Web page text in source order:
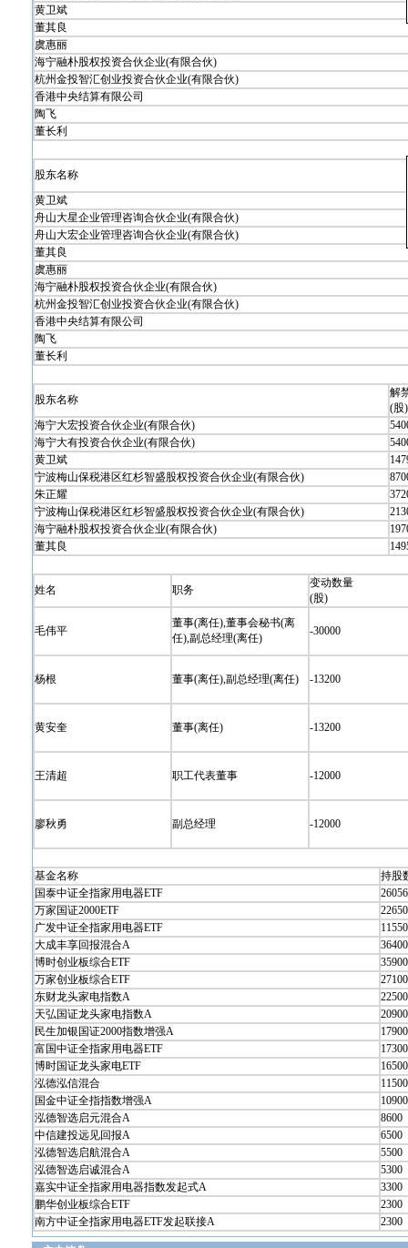
黄卫斌
董其良
虞惠丽
海宁融朴股权投资合伙企业(有限合伙)
杭州金投智汇创业投资合伙企业(有限合伙)
香港中央结算有限公司
陶飞
董长利
股东名称
黄卫斌
舟山大星企业管理咨询合伙企业(有限合伙)
舟山大宏企业管理咨询合伙企业(有限合伙)
董其良
虞惠丽
海宁融朴股权投资合伙企业(有限合伙)
杭州金投智汇创业投资合伙企业(有限合伙)
香港中央结算有限公司
陶飞
董长利
股东名称
解
(股)
海宁大宏投资合伙企业(有限合伙)
海宁大有投资合伙企业(有限合伙)
黄卫斌
宁波梅山保税港区红杉智盛股权投资合伙企业(有限合伙)
朱正耀
宁波梅山保税港区红杉智盛股权投资合伙企业(有限合伙)
海宁融朴股权投资合伙企业(有限合伙)
董其良
姓名 职务
变动数量
(股)
毛伟平
董事(离任),董事会秘书(离
任),副总经理(离任)
-30000
杨根 董事(离任),副总经理(离任) -13200
黄安奎 董事(离任) -13200
王清超 职工代表董事 -12000
廖秋勇 副总经理 -12000
基金名称
持股
国泰中证全指家用电器ETF
万家国证2000ETF
广发中证全指家用电器ETF
大成丰享回报混合A
36400
博时创业板综合ETF
35900
万家创业板综合ETF
27100
东财龙头家电指数A
22500
天弘国证龙头家电指数A
20900
民生加银国证2000指数增强A
17900
富国中证全指家用电器ETF
17300
博时国证龙头家电ETF
16500
泓德泓信混合
11500
国金中证全指指数增强A
10900
泓德智选启元混合A
8600
中信建投远见回报A
6500
泓德智选启航混合A
5500
泓德智选启诚混合A
5300
嘉实中证全指家用电器指数发起式A
3300
鹏华创业板综合ETF
2300
南方中证全指家用电器ETF发起联接A
2300